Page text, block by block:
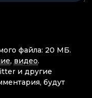
файла: 20 МБ.
, видео.
и другие
будут